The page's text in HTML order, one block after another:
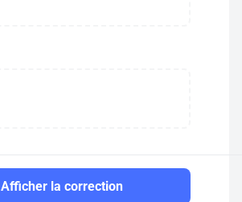
Afficher la correction